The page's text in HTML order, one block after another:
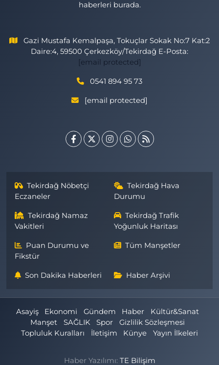
haberleri burada.
Gazi Mustafa Kemalpaşa, Tokuçlar Sokak No:7 Kat:2
Daire:4, 59500 Çerkezköy/Tekirdağ E-Posta:
[email protected]
0541 894 95 73
[email protected]
Tekirdağ Nöbetçi
Eczaneler
Tekirdağ Hava
Durumu
Tekirdağ Namaz
Vakitleri
Tekirdağ Trafik
Yoğunluk Haritası
Puan Durumu ve
Fikstür
Tüm Manşetler
Son Dakika Haberleri Haber Arşivi
Asayiş Ekonomi Gündem Haber
Kültür&Sanat
Manşet
SAĞLIK Spor
Gizlilik Sözleşmesi
Topluluk Kuralları
İletişim Künye Yayın İlkeleri
Haber Yazılımı: TE Bilişim